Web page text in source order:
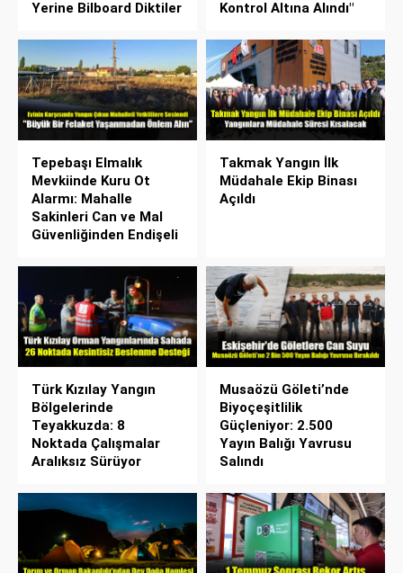
Yerine Bilboard Diktiler
Kontrol Altına Alındı"
Tepebaşı Elmalık
Mevkiinde Kuru Ot
Alarmı: Mahalle
Sakinleri Can ve Mal
Güvenliğinden Endişeli
Takmak Yangın İlk
Müdahale Ekip Binası
Açıldı
Türk Kızılay Yangın
Bölgelerinde
Teyakkuzda: 8
Noktada Çalışmalar
Aralıksız Sürüyor
Musaözü Göleti’nde
Biyoçeşitlilik
Güçleniyor: 2.500
Yayın Balığı Yavrusu
Salındı